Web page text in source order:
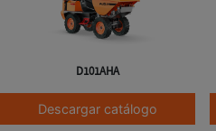
D101AHA
Descargar catálogo